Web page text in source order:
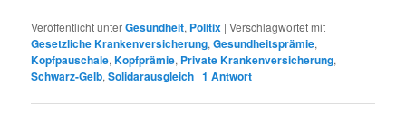
Veröffentlicht unterGesundheit, Politix |Verschlagwortet mit
Gesetzliche Krankenversicherung,Gesundheitsprämie,
Kopfpauschale,Kopfprämie, Private Krankenversicherung,
Schwarz-Gelb,Solidarausgleich |1 Antwort